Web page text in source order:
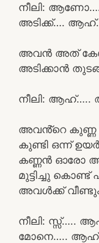
നീലി:
അടിക്ക്….
അവൻ അത്
അടിക്കാൻ
നീലി: ആഹ്…..
അവൻ്റെ കുണ്ണ
കുണ്ടി ഒന്ന്
കണ്ണൻ ഓരോ
മുട്ടിച്ചു കൊണ്ട്
അവൾക്ക്
നീലി: സ്സ്‌…..
മോനെ…..